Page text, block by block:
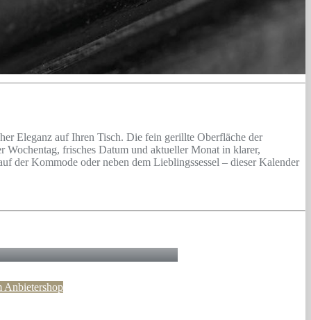
Eleganz auf Ihren Tisch. Die fein gerillte Oberfläche der
Wochentag, frisches Datum und aktueller Monat in klarer,
der Kommode oder neben dem Lieblingssessel – dieser Kalender
Anbietershop